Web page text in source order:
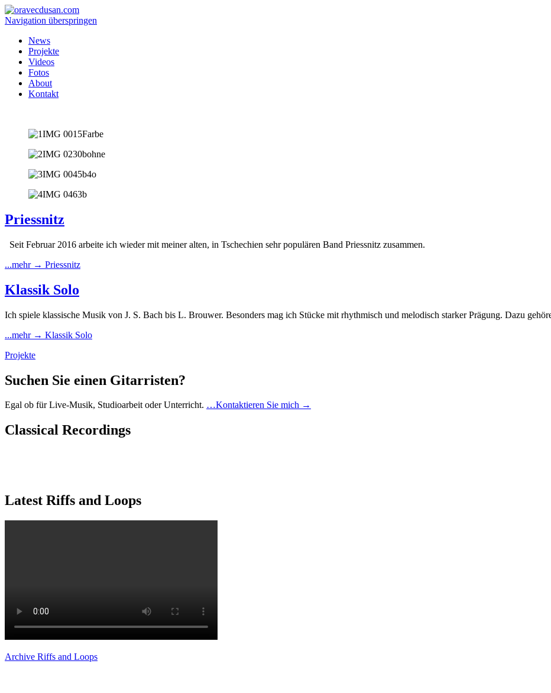
Navigation überspringen
News
Projekte
Videos
Fotos
About
Kontakt
Priessnitz
Seit Februar 2016 arbeite ich wieder mit meiner alten, in Tschechien sehr populären Band Priessnitz zusammen.
...mehr → Priessnitz
Klassik Solo
Ich spiele klassische Musik von J. S. Bach bis L. Brouwer. Besonders mag ich Stücke mit rhythmisch und melodisch starker Prägung. Dazu
...mehr → Klassik Solo
Projekte
Suchen Sie einen Gitarristen?
Egal ob für Live-Musik, Studioarbeit oder Unterricht. …Kontaktieren Sie mich →
Classical Recordings
Latest Riffs and Loops
Archive Riffs and Loops